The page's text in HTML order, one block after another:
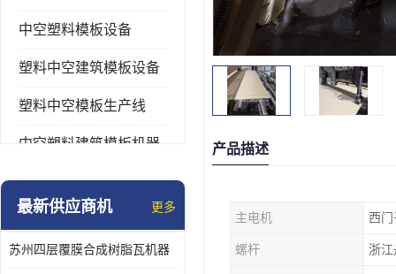
中空塑料模板设备
塑料中空建筑模板设备
塑料中空模板生产线
中空塑料建筑模板机器
最新供应商机 更多
苏州四层覆膜合成树脂瓦机器
产品描述
主电机 西
螺杆 浙